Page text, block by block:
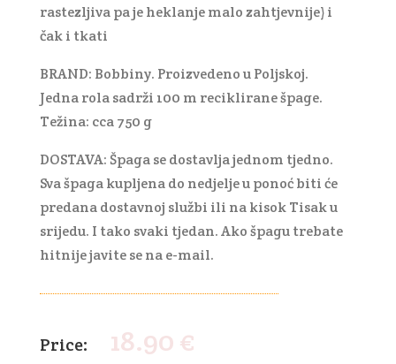
rastezljiva pa je heklanje malo zahtjevnije) i
čak i tkati
BRAND: Bobbiny. Proizvedeno u Poljskoj.
Jedna rola sadrži 100 m reciklirane špage.
Težina: cca 750 g
DOSTAVA: Špaga se dostavlja jednom tjedno.
Sva špaga kupljena do nedjelje u ponoć biti će
predana dostavnoj službi ili na kisok Tisak u
srijedu. I tako svaki tjedan. Ako špagu trebate
hitnije javite se na e-mail.
18.90€